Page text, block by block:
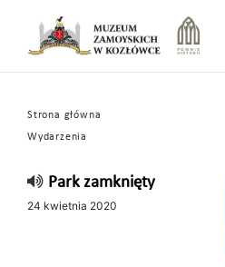
Strona główna
Wydarzenia
Park zamknięty
24 kwietnia 2020